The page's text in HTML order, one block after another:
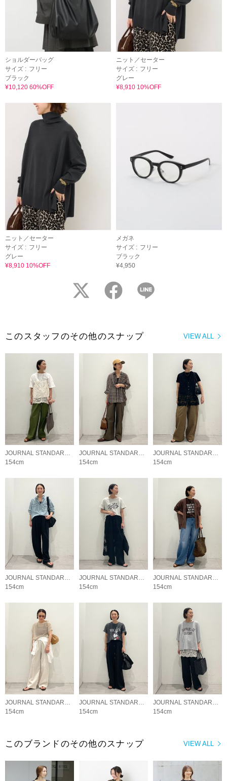
ショルダーバッグ
サイズ : フリー
ブラック
¥10,120 60%OFF
ニット／セーター
サイズ : フリー
グレー
¥8,910 10%OFF
ニット／セーター
サイズ : フリー
グレー
¥8,910 10%OFF
メガネ
サイズ : フリー
ブラック
¥4,950
twitter facebook
VIEW ALL
このスタッフのその他のスナップ
JOURNAL STANDARD relume LADYS
154cm
JOURNAL STANDARD relume LADYS
154cm
JOURNAL STANDARD relume LADYS
154cm
JOURNAL STANDARD relume LADYS
154cm
JOURNAL STANDARD relume LADYS
154cm
JOURNAL STANDARD relume LADYS
154cm
JOURNAL STANDARD relume LADYS
154cm
JOURNAL STANDARD relume LADYS
154cm
JOURNAL STANDARD relume LADYS
154cm
VIEW ALL
このブランドのその他のスナップ